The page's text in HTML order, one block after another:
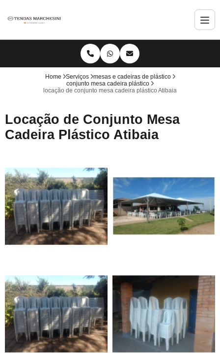
Home Serviços
mesas e cadeiras de plástico
conjunto mesa cadeira plástico
locação de conjunto mesa cadeira plástico Atibaia
Locação de Conjunto Mesa
Cadeira Plástico Atibaia